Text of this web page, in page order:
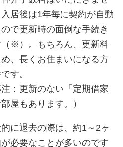
居後は1年毎に契約が自動
で更新時の面倒な手続き
（※）。もちろん、更新料
、長くお住まいになる方
す。
：更新のない「定期借家
屋もあります。）
に退去の際は、約1～2ヶ
必要なことが多いのです